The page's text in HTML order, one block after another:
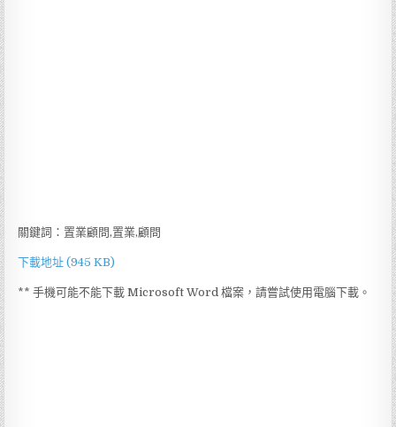
關鍵詞：置業顧問,置業,顧問
下載地址 (945 KB)
** 手機可能不能下載 Microsoft Word 檔案，請嘗試使用電腦下載。